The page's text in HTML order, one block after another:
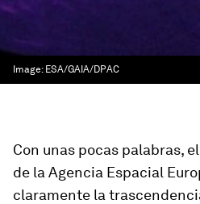
Image: ESA/GAIA/DPAC
Con unas pocas palabras,
de la Agencia Espacial
claramente la